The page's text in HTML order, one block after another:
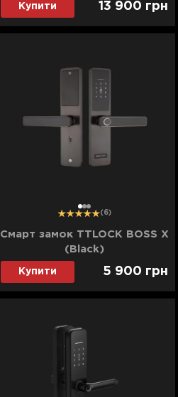
Купити 13 900 грн
12 3 (6)
Смарт замок TTLOCK BOSS X
(Black)
Купити 5 900 грн